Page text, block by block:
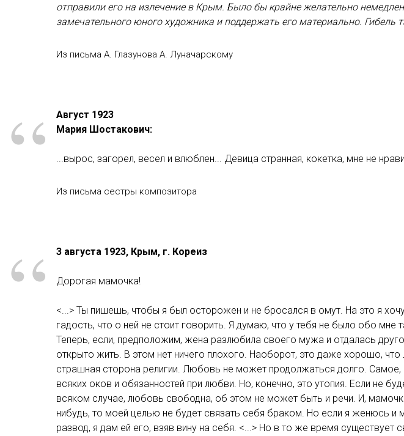
отправили его на излечение в Крым. Было бы крайне желательно
замечательного юного художника и поддержать его материально.
Из письма А. Глазунова А. Луначарскому
“
Август 1923
Мария Шостакович:
...вырос, загорел, весел и влюблен... Девица странная, кокетка, мне не
Из письма сестры композитора
“ 3 августа 1923, Крым, г. Кореиз
Дорогая мамочка!
<...> Ты пишешь, чтобы я был осторожен и не бросался в омут. На это я
гадость, что о ней не стоит говорить. Я думаю, что у тебя не было обо
Теперь, если, предположим, жена разлюбила своего мужа и отдалась
открыто жить. В этом нет ничего плохого. Наоборот, это даже хорошо,
страшная сторона религии. Любовь не может продолжаться долго.
всяких оков и обязанностей при любви. Но, конечно, это утопия. Если не
всяком случае, любовь свободна, об этом не может быть и речи. И,
нибудь, то моей целью не будет связать себя браком. Но если я женюсь и
развод, я дам ей его, взяв вину на себя. <...> Но в то же время